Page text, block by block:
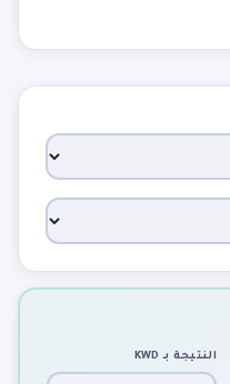
النتيجة بـ KWD